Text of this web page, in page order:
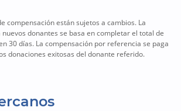
compensación están sujetos a cambios. La
donantes se basa en completar el total de
30 días. La compensación por referencia se paga
donaciones exitosas del donante referido.